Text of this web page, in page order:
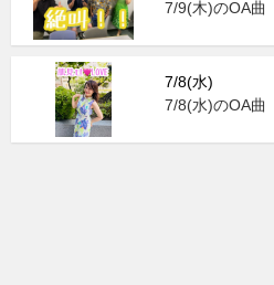
7/9(木)のOA曲
7/8(水)
7/8(水)のOA曲